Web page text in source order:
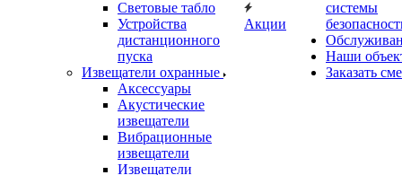
Световые табло
Устройства
дистанционного
пуска
Извещатели охранные
Аксессуары
Акустические
извещатели
Вибрационные
извещатели
Извещатели
Акции
системы
Наши
Заказать